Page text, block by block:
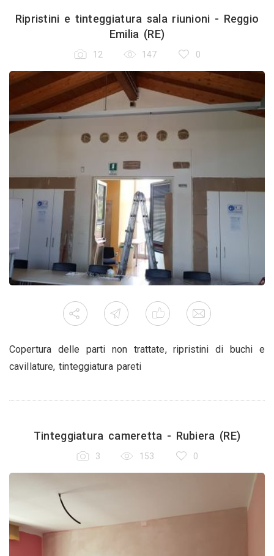
Ripristini e tinteggiatura sala riunioni - Reggio
Emilia (RE)
12 147 0
Copertura delle parti non trattate, ripristini di buchi e
cavillature, tinteggiatura pareti
Tinteggiatura cameretta - Rubiera (RE)
3 153 0